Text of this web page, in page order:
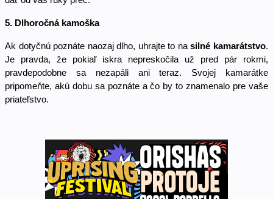
5. Dlhoročná kamoška
Ak dotyčnú poznáte naozaj dlho, uhrajte to na silné kamarátstvo.
Je pravda, že pokiaľ iskra nepreskočila už pred pár rokmi,
pravdepodobne sa nezapáli ani teraz. Svojej kamarátke
pripomeňte, akú dobu sa poznáte a čo by to znamenalo pre vaše
priateľstvo.